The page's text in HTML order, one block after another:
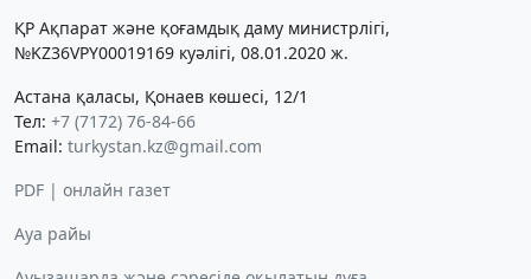
ҚР Ақпарат және қоғамдық даму министрлігі,
№KZ36VPY00019169 куәлігі, 08.01.2020 ж.
Астана қаласы, Қонаев көшесі, 12/1
Тел: +7 (7172) 76-84-66
Email: turkystan.kz@gmail.com
PDF | онлайн газет
Ауа райы